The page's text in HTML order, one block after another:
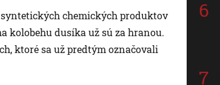
chemických produktov
kolobehu dusíka už sú za hranou.
ktoré sa už predtým označovali